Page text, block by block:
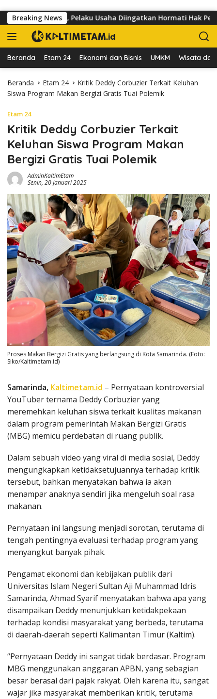
Breaking News
Sutomo, Pelaku Usaha Diingatkan Hormati Hak Pejalan
Beranda Etam 24 Ekonomi dan Bisnis UMKM Wisata dan
Beranda Etam 24
Kritik Deddy Corbuzier Terkait Keluhan
Siswa Program Makan Bergizi Gratis Tuai Polemik
Etam 24
Kritik Deddy Corbuzier Terkait
Keluhan Siswa Program Makan
Bergizi Gratis Tuai Polemik
AdminKaltimEtam
Senin, 20 Januari 2025
Proses Makan Bergizi Gratis yang berlangsung di Kota Samarinda. (Foto:
Siko/Kaltimetam.id)
Samarinda, Kaltimetam.id – Pernyataan kontroversial
YouTuber ternama Deddy Corbuzier yang
meremehkan keluhan siswa terkait kualitas makanan
dalam program pemerintah Makan Bergizi Gratis
(MBG) memicu perdebatan di ruang publik.
Dalam sebuah video yang viral di media sosial, Deddy
mengungkapkan ketidaksetujuannya terhadap kritik
tersebut, bahkan menyatakan bahwa ia akan
menampar anaknya sendiri jika mengeluh soal rasa
makanan.
Pernyataan ini langsung menjadi sorotan, terutama di
tengah pentingnya evaluasi terhadap program yang
menyangkut banyak pihak.
Pengamat ekonomi dan kebijakan publik dari
Universitas Islam Negeri Sultan Aji Muhammad Idris
Samarinda, Ahmad Syarif menyatakan bahwa apa yang
disampaikan Deddy menunjukkan ketidakpekaan
terhadap kondisi masyarakat yang berbeda, terutama
di daerah-daerah seperti Kalimantan Timur (Kaltim).
“Pernyataan Deddy ini sangat tidak berdasar. Program
MBG menggunakan anggaran APBN, yang sebagian
besar berasal dari pajak rakyat. Oleh karena itu, sangat
wajar jika masyarakat memberikan kritik, terutama